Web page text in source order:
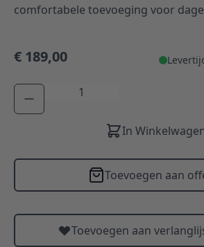
comfortabele toevoeging voor
€ 189,00
Aantal
In
Toevoegen aan
Toevoegen aan